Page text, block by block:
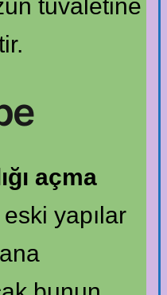
tuvaletine
açma
yapılar